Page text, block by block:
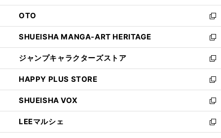
ウ
で
開
く
ン
ド
ウ
で
開
く
OTO
新
し
い
ウ
ィ
ン
ド
ウ
で
開
く
SHUEISHA MANGA-ART HERITAGE
新
し
い
ウ
ィ
ン
ド
ウ
で
開
ジャンプキャラクターズストア
新
し
い
ウ
ィ
ン
ド
ウ
HAPPY PLUS STORE
新
し
い
ウ
ィ
ン
SHUEISHA VOX
新
し
い
ウ
LEEマルシェ
新
し